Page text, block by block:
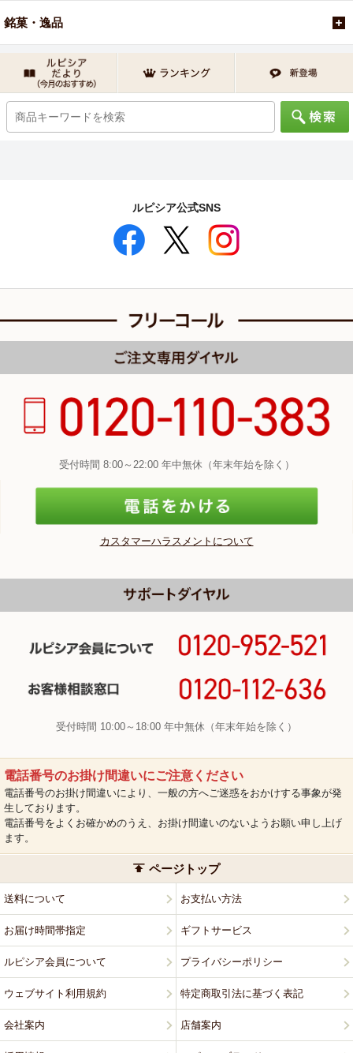
銘菓・逸品
ルピシア公式SNS
受付時間 8:00～22:00 年中無休（年末年始を除く）
カスタマーハラスメントについて
受付時間 10:00～18:00 年中無休（年末年始を除く）
電話番号のお掛け間違いにご注意ください
電話番号のお掛け間違いにより、一般の方へご迷惑をおかけする事象が発
生しております。
電話番号をよくお確かめのうえ、お掛け間違いのないようお願い申し上げ
ます。
ページトップ
送料について お支払い方法
お届け時間帯指定 ギフトサービス
ルピシア会員について プライバシーポリシー
ウェブサイト利用規約 特定商取引法に基づく表記
会社案内 店舗案内